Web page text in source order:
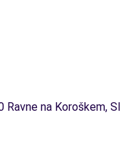
Ravne na Koroškem, SI